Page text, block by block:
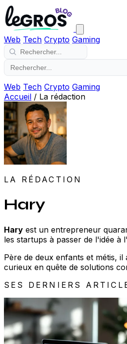
Web Tech Crypto Gaming
Web Tech Crypto Gaming
Accueil / La rédaction
LA RÉDACTION
Hary
Hary est un entrepreneur
les startups à passer de l'idée à
Père de deux enfants et métis,
curieux en quête de solutions
SES DERNIERS